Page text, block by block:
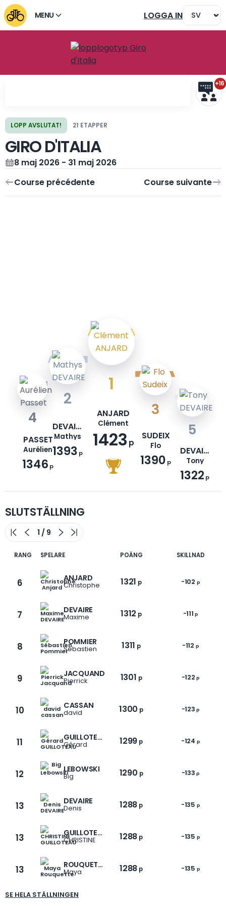
MENU LOGGA IN
+16
LOPP AVSLUTAT! 21 ETAPPER
GIRO D'ITALIA
8 maj 2026 - 31 maj 2026
Course précédente
1
ANJARD
Clément
1423 p
2
DEVAIRE
Mathys
1393 p
3
SUDEIX
Flo
1390 p
4
PASSET
Aurélien
1346 p
5
DEVAIRE
Tony
1322 p
SLUTSTÄLLNING
1 / 9
RANG SPELARE POÄNG SKILLNAD
6 ANJARD
Christophe 1321 p -102 p
7 DEVAIRE
Maxime 1312 p -111 p
8 POMMIER
Sébastien 1311 p -112 p
9 JACQUAND
Pierrick 1301 p -122 p
10 CASSAN
david 1300 p -123 p
11 GUILLOTEAU
Gérard 1299 p -124 p
12 LEBOWSKI
Big 1290 p -133 p
13 DEVAIRE
Denis 1288 p -135 p
13 GUILLOTEAU
CHRISTINE 1288 p -135 p
13 ROUQUETTE
Maya 1288 p -135 p
SE HELA STÄLLNINGEN